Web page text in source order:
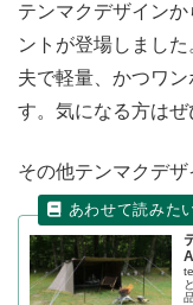
テンマクデザイン
ントが登場しまし
夫で軽量、かつワ
す。気になる方はぜ
その他テンマクデザ